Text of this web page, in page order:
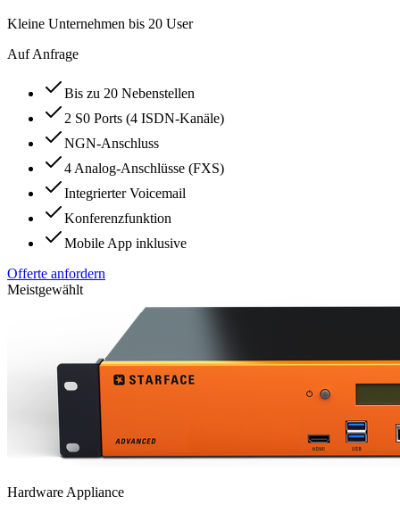
Kleine Unternehmen bis 20 User
Auf Anfrage
Bis zu 20 Nebenstellen
2 S0 Ports (4 ISDN-Kanäle)
NGN-Anschluss
4 Analog-Anschlüsse (FXS)
Integrierter Voicemail
Konferenzfunktion
Mobile App inklusive
Offerte anfordern
Meistgewählt
Hardware Appliance